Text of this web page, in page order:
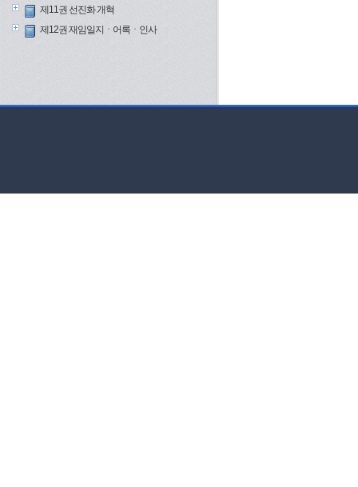
제11권 선진화 개혁
제12권 재임일지ㆍ어록ㆍ인사